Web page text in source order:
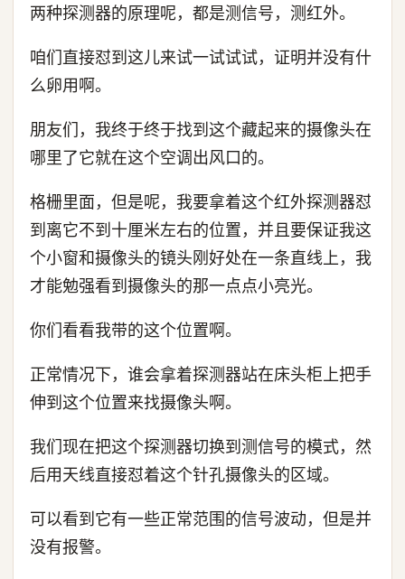
两种探测器的原理呢，都是测信号，测红外。
咱们直接怼到这儿来试一试试试，证明并没有什
么卵用啊。
朋友们，我终于终于找到这个藏起来的摄像头在
哪里了它就在这个空调出风口的。
格栅里面，但是呢，我要拿着这个红外探测器怼
到离它不到十厘米左右的位置，并且要保证我这
个小窗和摄像头的镜头刚好处在一条直线上，我
才能勉强看到摄像头的那一点点小亮光。
你们看看我带的这个位置啊。
正常情况下，谁会拿着探测器站在床头柜上把手
伸到这个位置来找摄像头啊。
我们现在把这个探测器切换到测信号的模式，然
后用天线直接怼着这个针孔摄像头的区域。
可以看到它有一些正常范围的信号波动，但是并
没有报警。